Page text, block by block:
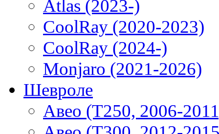
Atlas (2023-)
CoolRay (2020-2023)
CoolRay (2024-)
Monjaro (2021-2026)
Шевроле
Авео (T250, 2006-